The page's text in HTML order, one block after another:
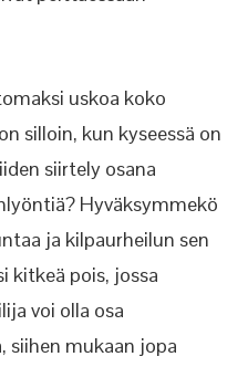
uskoa koko
silloin, kun kyseessä on
siirtely osana
Hyväksymmekö
ja kilpaurheilun sen
kitkeä pois, jossa
voi olla osa
siihen mukaan jopa